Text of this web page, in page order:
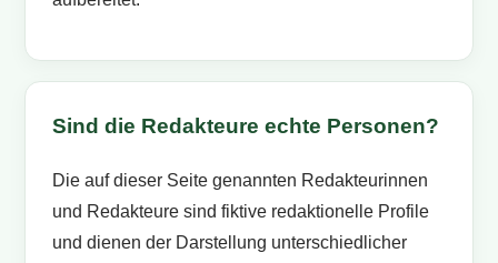
Sind die Redakteure echte Personen?
Die auf dieser Seite genannten Redakteurinnen
und Redakteure sind fiktive redaktionelle Profile
und dienen der Darstellung unterschiedlicher